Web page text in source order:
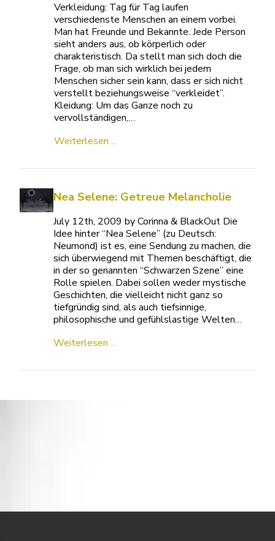
Verkleidung: Tag für Tag laufen
verschiedenste Menschen an einem vorbei.
Man hat Freunde und Bekannte. Jede Person
sieht anders aus, ob körperlich oder
charakteristisch. Da stellt man sich doch die
Frage, ob man sich wirklich bei jedem
Menschen sicher sein kann, dass er sich nicht
verstellt beziehungsweise “verkleidet”.
Kleidung: Um das Ganze noch zu
vervollständigen,…
Weiterlesen ...
Nea Selene: Getreue Melancholie
July 12th, 2009 by Corinna & BlackOut Die
Idee hinter “Nea Selene” (zu Deutsch:
Neumond) ist es, eine Sendung zu machen, die
sich überwiegend mit Themen beschäftigt, die
in der so genannten “Schwarzen Szene” eine
Rolle spielen. Dabei sollen weder mystische
Geschichten, die vielleicht nicht ganz so
tiefgründig sind, als auch tiefsinnige,
philosophische und gefühlslastige Welten…
Weiterlesen ...